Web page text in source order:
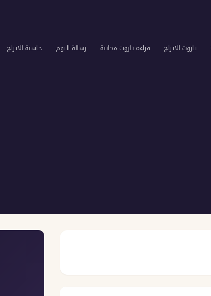
تاروت الابراج قراءة تاروت مجانية رسالة اليوم حاسبة الابراج